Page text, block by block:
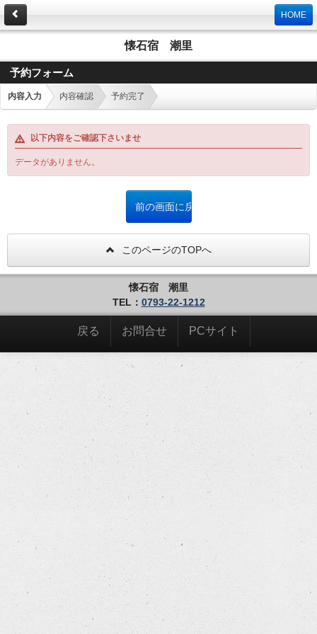
HOME
懐石宿 潮里
予約フォーム
内容入力 内容確認 予約完了
以下内容をご確認下さいませ
データがありません。
このページのTOPへ
懐石宿 潮里
TEL： 0793-22-1212
戻る お問合せ PCサイト